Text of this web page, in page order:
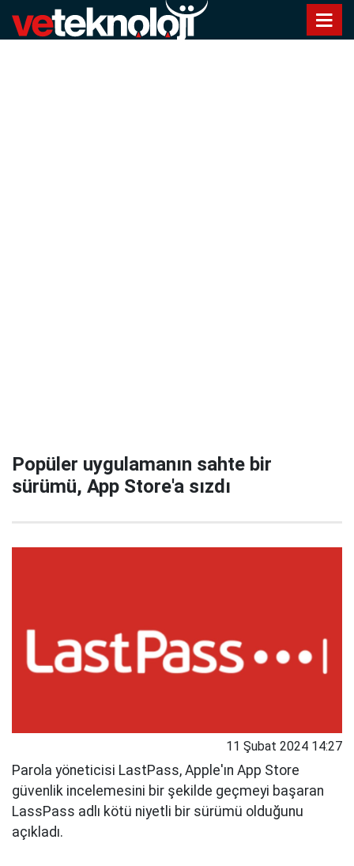
Popüler uygulamanın sahte bir
sürümü, App Store'a sızdı
11 Şubat 2024 14:27
Parola yöneticisi LastPass, Apple'ın App Store
güvenlik incelemesini bir şekilde geçmeyi başaran
LassPass adlı kötü niyetli bir sürümü olduğunu
açıkladı.